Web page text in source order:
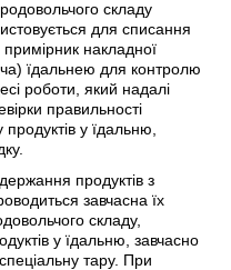
складу
для списання
примірник накладної
їдальнею для контролю
роботи, який надалі
правильності
у їдальню,
продуктів з
завчасна їх
складу,
у їдальню, завчасно
тару. При